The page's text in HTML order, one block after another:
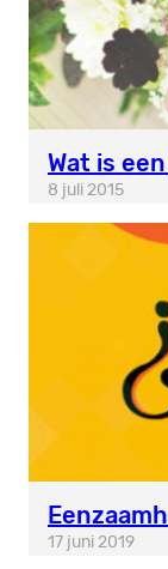
Wat is
8 juli 2015
17 juni 2019